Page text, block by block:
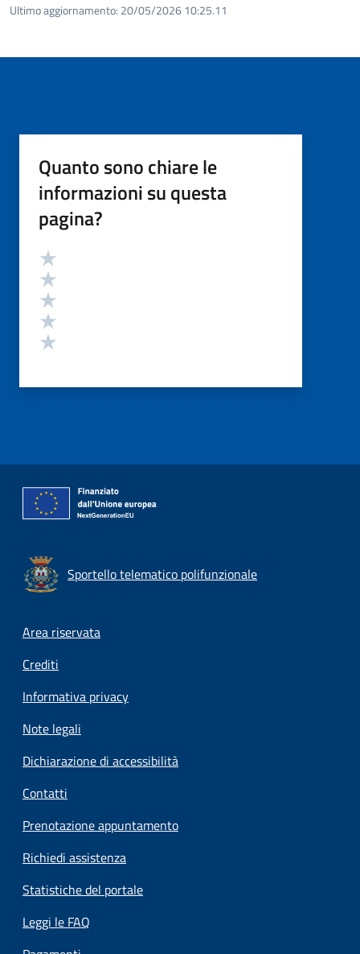
Ultimo aggiornamento: 20/05/2026 10:25.11
Quanto sono chiare le
informazioni su questa
pagina?
Valutazione
Sportello telematico polifunzionale
Footer menu
Area riservata
Crediti
Informativa privacy
Note legali
Dichiarazione di accessibilità
Contatti
Prenotazione appuntamento
Richiedi assistenza
Statistiche del portale
Leggi le FAQ